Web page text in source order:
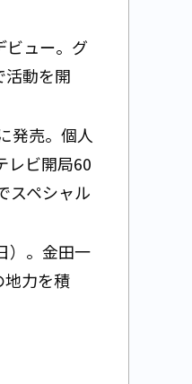
ビュー。グ
活動を開
発売。個人
レビ開局60
スペシャル
）。金田一
地力を積